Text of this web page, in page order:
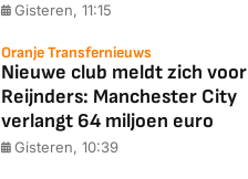
Gisteren, 11:15
Oranje Transfernieuws
Nieuwe club meldt zich voor
Reijnders: Manchester City
verlangt 64 miljoen euro
Gisteren, 10:39